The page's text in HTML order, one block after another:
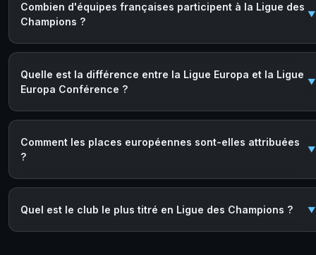
Combien d'équipes françaises participent à la Ligue des
Champions ?
Quelle est la différence entre la Ligue Europa et la Ligue
Europa Conférence ?
Comment les places européennes sont-elles attribuées
?
Quel est le club le plus titré en Ligue des Champions ?